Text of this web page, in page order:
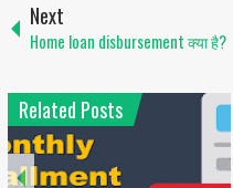
Next
Home loan disbursement क्या है?
Related Posts